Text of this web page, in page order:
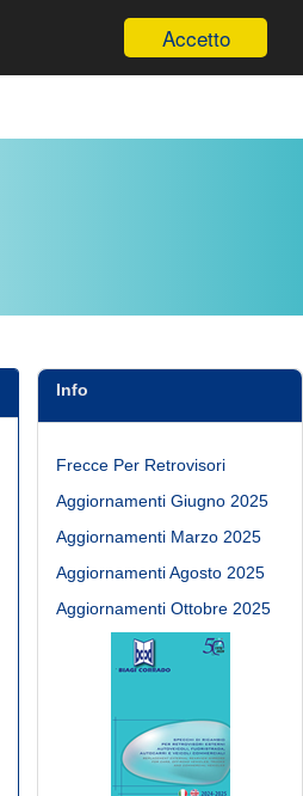
Accetto
Info
Frecce Per Retrovisori
Aggiornamenti Giugno 2025
Aggiornamenti Marzo 2025
Aggiornamenti Agosto 2025
Aggiornamenti Ottobre 2025